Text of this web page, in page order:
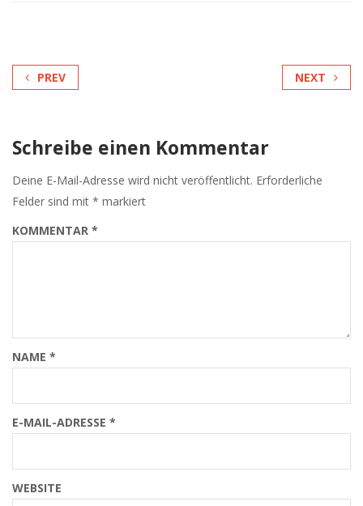
PREV NEXT
Schreibe einen Kommentar
Deine E-Mail-Adresse wird nicht veröffentlicht. Erforderliche
Felder sind mit * markiert
KOMMENTAR *
NAME *
E-MAIL-ADRESSE *
WEBSITE